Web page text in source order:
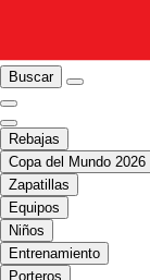
Buscar
Rebajas
Copa del Mundo 2026
Zapatillas
Equipos
Niños
Entrenamiento
Porteros